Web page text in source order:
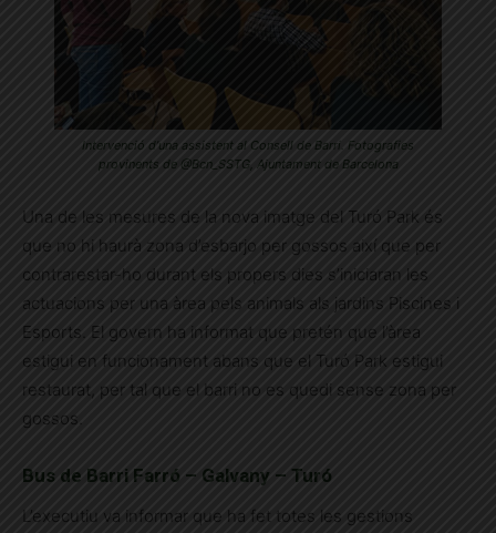
Intervenció d’una assistent al Consell de Barri. Fotografies
provinents de @Bcn_SSTG, Ajuntament de Barcelona
Una de les mesures de la nova imatge del Turó Park és
que no hi haurà zona d’esbarjo per gossos així que per
contrarestar-ho durant els propers dies s’iniciaran les
actuacions per una àrea pels animals als jardins Piscines i
Esports. El govern ha informat que pretén que l’àrea
estigui en funcionament abans que el Turó Park estigui
restaurat, per tal que el barri no es quedi sense zona per
gossos.
Bus de Barri Farró – Galvany – Turó
L’executiu va informar que ha fet totes les gestions